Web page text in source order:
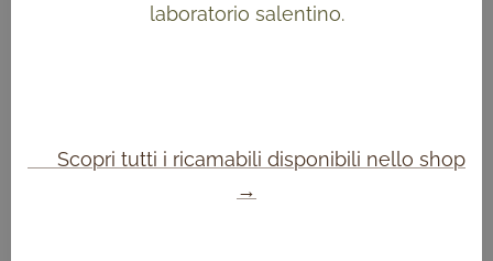
laboratorio salentino.
👉 Scopri tutti i ricamabili disponibili nello shop
→